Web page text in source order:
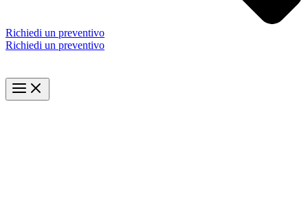
Richiedi un preventivo
Richiedi un preventivo